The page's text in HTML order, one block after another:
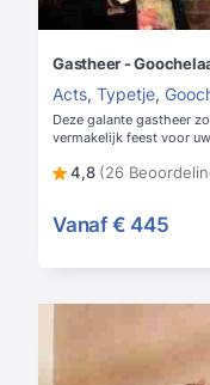
Gastheer -
Acts, Typetje,
Deze galante gastheer
vermakelijk feest voor
4,8 (26
Vanaf € 445